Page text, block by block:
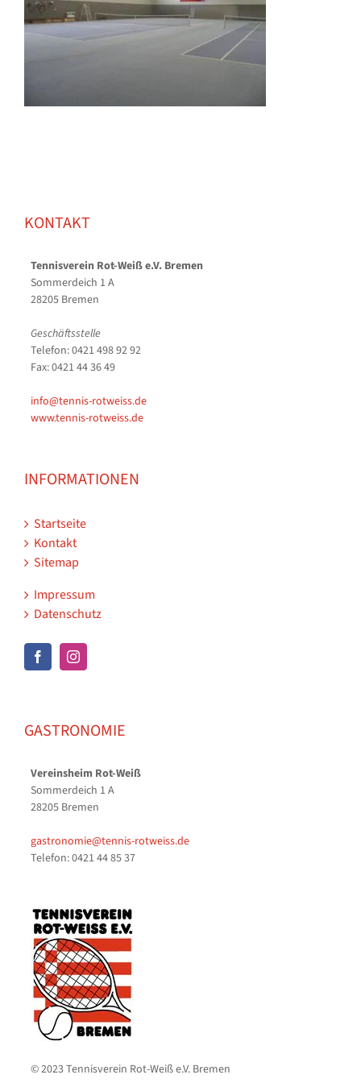
KONTAKT
Tennisverein Rot-Weiß e.V. Bremen
Sommerdeich 1 A
28205 Bremen
Geschäftsstelle
Telefon: 0421 498 92 92
Fax: 0421 44 36 49
info@tennis-rotweiss.de
www.tennis-rotweiss.de
INFORMATIONEN
Startseite
Kontakt
Sitemap
Impressum
Datenschutz
GASTRONOMIE
Vereinsheim Rot-Weiß
Sommerdeich 1 A
28205 Bremen
gastronomie@tennis-rotweiss.de
Telefon: 0421 44 85 37
© 2023 Tennisverein Rot-Weiß e.V. Bremen